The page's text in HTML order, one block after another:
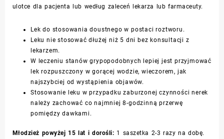
ulotce dla pacjenta lub według zaleceń lekarza lub farmaceuty.
Lek do stosowania doustnego w postaci roztworu.
Leku nie stosować dłużej niż 5 dni bez konsultacji z
lekarzem.
W leczeniu stanów grypopodobnych lepiej jest przyjmować
lek rozpuszczony w gorącej wodzie, wieczorem, jak
najszybciej od wystąpienia objawów.
Stosowanie leku w przypadku zaburzonej czynności nerek
należy zachować co najmniej 8-godzinną przerwę
pomiędzy dawkami.
Młodzież powyżej 15 lat i dorośli: 1 saszetka 2-3 razy na dobę.